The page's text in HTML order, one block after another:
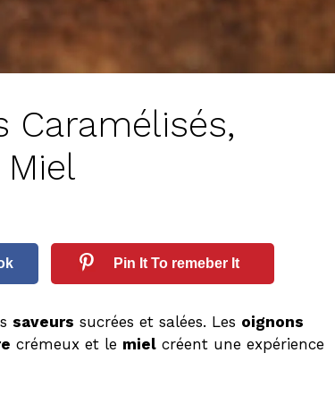
Caramélisés,
Pin It To remeber It
saveurs sucrées et salées. Les oignons
crémeux et le miel créent une expérience